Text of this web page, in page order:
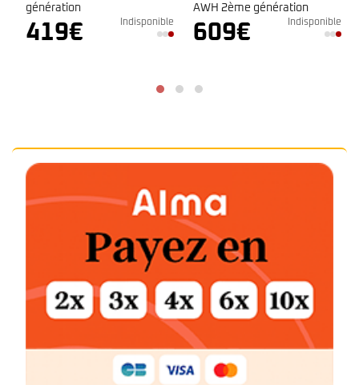
génération
419€ Indisponible
AWH 2ème génération
609€ Indisponible